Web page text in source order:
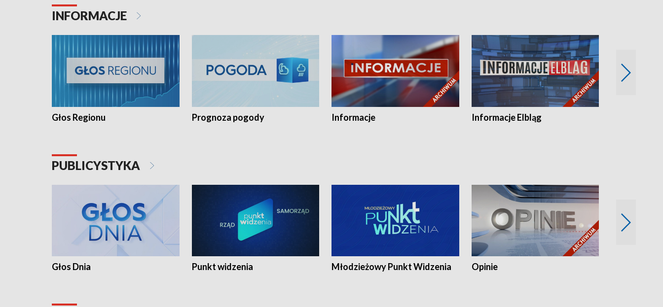
INFORMACJE
Głos Regionu Prognoza pogody Informacje Informacje Elbląg
PUBLICYSTYKA
Głos Dnia Punkt widzenia Młodzieżowy Punkt Widzenia Opinie